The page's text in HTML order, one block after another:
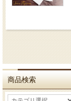
商品検索